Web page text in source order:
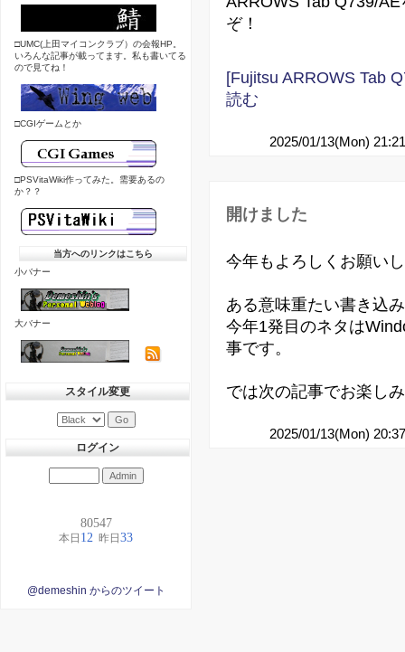
ぞ！
[Fujitsu ARROWS Tab
読む
2025/01/13(Mon)
開けました
今年もよろしくお願い
ある意味重たい書き込
今年1発目のネタは
事です。
では次の記事でお楽し
2025/01/13(Mon)
□UMC(上田マイコンクラブ）の会報HP。
いろんな記事が載ってます。私も書いてる
ので見てね！
□CGIゲームとか
□PSVitaWiki作ってみた。需要あるの
か？？
当方へのリンクはこちら
小バナー
大バナー
スタイル変更
ログイン
@demeshin からのツイート